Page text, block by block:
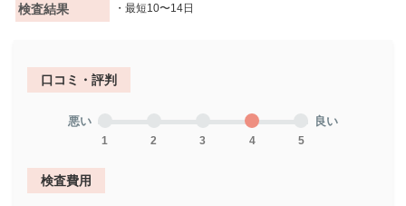
検査結果 ・最短10〜14日
口コミ・評判
悪い
1 2 3 4 5
良い
検査費用